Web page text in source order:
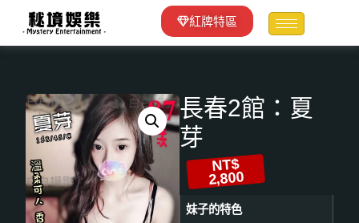
紅牌特區
長春2館：夏
芽
NT$
2,800
妹子的特色